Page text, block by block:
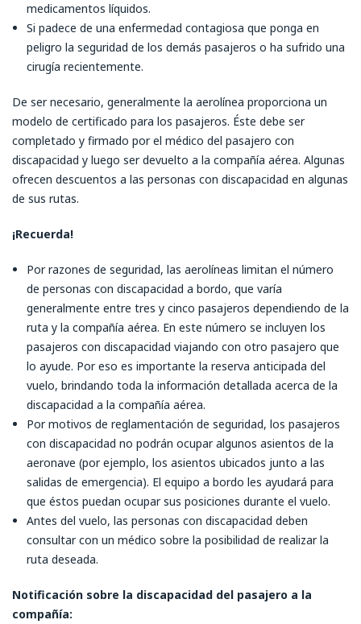
medicamentos líquidos.
Si padece de una enfermedad contagiosa que ponga en
peligro la seguridad de los demás pasajeros o ha sufrido una
cirugía recientemente.
De ser necesario, generalmente la aerolínea proporciona un
modelo de certificado para los pasajeros. Éste debe ser
completado y firmado por el médico del pasajero con
discapacidad y luego ser devuelto a la compañía aérea. Algunas
ofrecen descuentos a las personas con discapacidad en algunas
de sus rutas.
¡Recuerda!
Por razones de seguridad, las aerolíneas limitan el número
de personas con discapacidad a bordo, que varía
generalmente entre tres y cinco pasajeros dependiendo de la
ruta y la compañía aérea. En este número se incluyen los
pasajeros con discapacidad viajando con otro pasajero que
lo ayude. Por eso es importante la reserva anticipada del
vuelo, brindando toda la información detallada acerca de la
discapacidad a la compañía aérea.
Por motivos de reglamentación de seguridad, los pasajeros
con discapacidad no podrán ocupar algunos asientos de la
aeronave (por ejemplo, los asientos ubicados junto a las
salidas de emergencia). El equipo a bordo les ayudará para
que éstos puedan ocupar sus posiciones durante el vuelo.
Antes del vuelo, las personas con discapacidad deben
consultar con un médico sobre la posibilidad de realizar la
ruta deseada.
Notificación sobre la discapacidad del pasajero a la
compañía: